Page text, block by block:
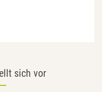
sich vor